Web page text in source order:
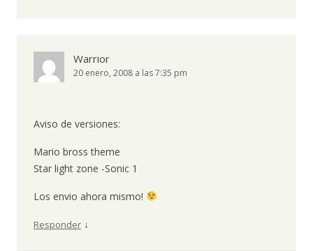
Warrior
20 enero, 2008 a las 7:35 pm
Aviso de versiones:
Mario bross theme
Star light zone -Sonic 1
Los envio ahora mismo!
Responder ↓